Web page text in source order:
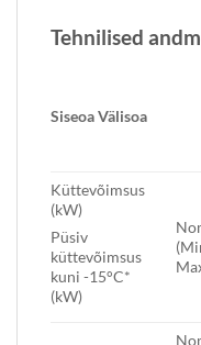
Tehnilised
SiseoaVälisoa
Küttevõimsus
(kW)
Püsiv
küttevõimsus
kuni -15°C*
(kW)